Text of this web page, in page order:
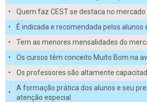
•
Quem faz CEST se destaca no mercado
•
É indicada e recomendada pelos alunos
•
Tem as menores mensalidades do
•
Os cursos têm conceito Muito Bom na
•
Os professores são altamente
•
A formação prática dos alunos e seu
atenção especial